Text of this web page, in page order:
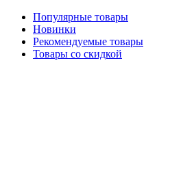
Популярные товары
Новинки
Рекомендуемые товары
Товары со скидкой